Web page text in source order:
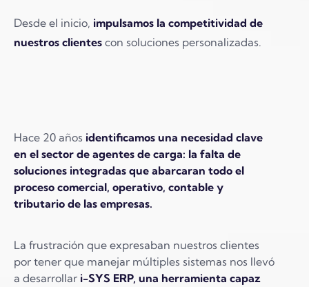
Desde el inicio, impulsamos la competitividad de
nuestros clientes con soluciones personalizadas.
Hace 20 años identificamos una necesidad clave
en el sector de agentes de carga: la falta de
soluciones integradas que abarcaran todo el
proceso comercial, operativo, contable y
tributario de las empresas.
La frustración que expresaban nuestros clientes
por tener que manejar múltiples sistemas nos llevó
a desarrollar i-SYS ERP, una herramienta capaz